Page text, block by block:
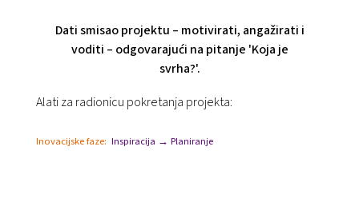
Dati smisao projektu – motivirati, angažirati i
voditi – odgovarajući na pitanje 'Koja je
svrha?'.
Alati za radionicu pokretanja projekta:
Inovacijske faze: Inspiracija → Planiranje